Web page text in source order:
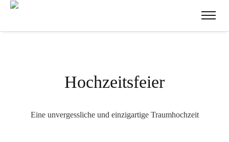
Hochzeitsfeier
Eine unvergessliche und einzigartige Traumhochzeit